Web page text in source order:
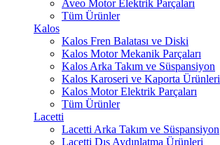
Aveo Motor Elektrik Parçaları
Tüm Ürünler
Kalos
Kalos Fren Balatası ve Diski
Kalos Motor Mekanik Parçaları
Kalos Arka Takım ve Süspansiyon
Kalos Karoseri ve Kaporta Ürünleri
Kalos Motor Elektrik Parçaları
Tüm Ürünler
Lacetti
Lacetti Arka Takım ve Süspansiyon
Lacetti Dış Aydınlatma Ürünleri